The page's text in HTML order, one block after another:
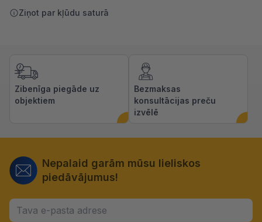
Ziņot par kļūdu saturā
Zibenīga piegāde uz
objektiem
Bezmaksas
konsultācijas preču
izvēlē
Nepalaid garām mūsu lieliskos
piedāvājumus!